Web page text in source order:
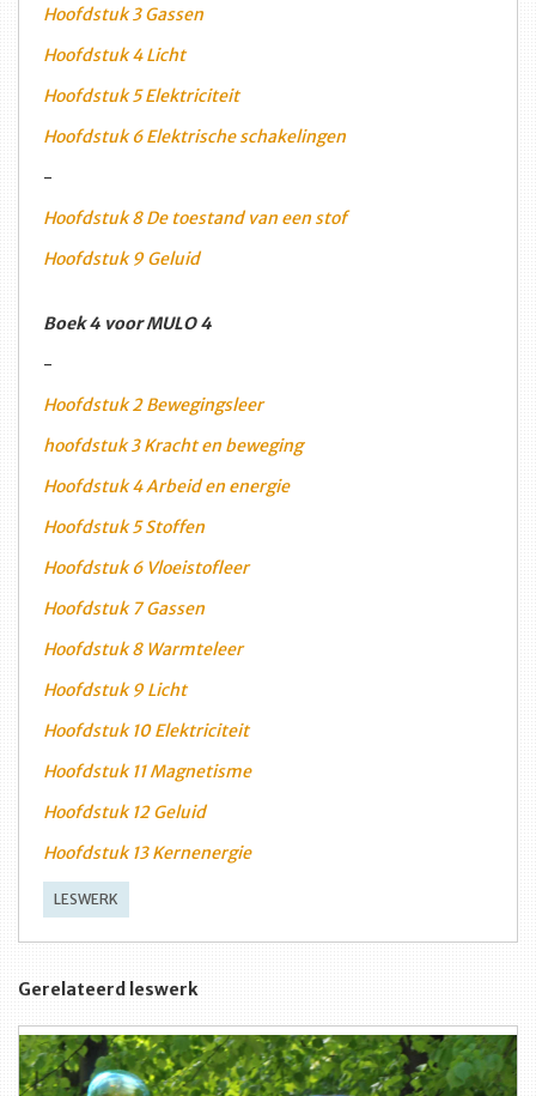
Hoofdstuk 3 Gassen
Hoofdstuk 4 Licht
Hoofdstuk 5 Elektriciteit
Hoofdstuk 6 Elektrische schakelingen
-
Hoofdstuk 8 De toestand van een stof
Hoofdstuk 9 Geluid
Boek 4 voor MULO 4
-
Hoofdstuk 2 Bewegingsleer
hoofdstuk 3 Kracht en beweging
Hoofdstuk 4 Arbeid en energie
Hoofdstuk 5 Stoffen
Hoofdstuk 6 Vloeistofleer
Hoofdstuk 7 Gassen
Hoofdstuk 8 Warmteleer
Hoofdstuk 9 Licht
Hoofdstuk 10 Elektriciteit
Hoofdstuk 11 Magnetisme
Hoofdstuk 12 Geluid
Hoofdstuk 13 Kernenergie
LESWERK
Gerelateerd leswerk